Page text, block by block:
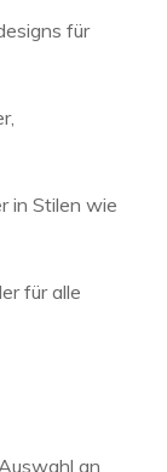
für
in Stilen wie
für alle
an